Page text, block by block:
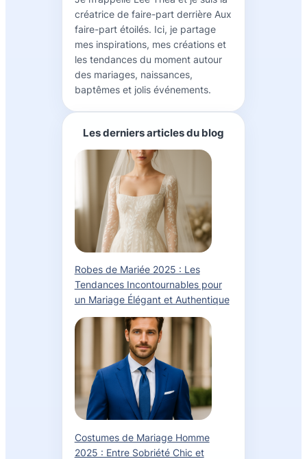
créatrice de faire-part derrière Aux
faire-part étoilés. Ici, je partage
mes inspirations, mes créations et
les tendances du moment autour
des mariages, naissances,
baptêmes et jolis événements.
Les derniers articles du blog
Robes de Mariée 2025 : Les
Tendances Incontournables pour
un Mariage Élégant et Authentique
Costumes de Mariage Homme
2025 : Entre Sobriété Chic et